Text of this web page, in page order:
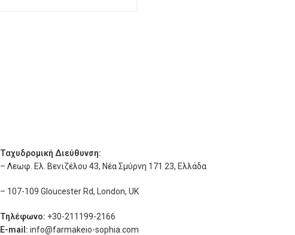
Ταχυδρομική Διεύθυνση:
– Λεωφ. Ελ. Βενιζέλου 43, Νέα Σμύρνη 171 23, Ελλάδα
– 107-109 Gloucester Rd, London, UK
Τηλέφωνο: +30-211199-2166
E-mail: info@farmakeio-sophia.com